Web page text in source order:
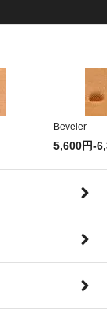
Beveler
5,600円-